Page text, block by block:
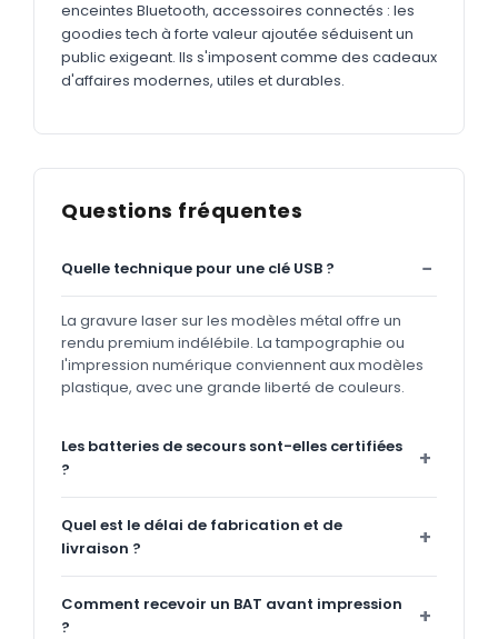
enceintes Bluetooth, accessoires connectés : les
goodies tech à forte valeur ajoutée séduisent un
public exigeant. Ils s'imposent comme des cadeaux
d'affaires modernes, utiles et durables.
Questions fréquentes
Quelle technique pour une clé USB ?
La gravure laser sur les modèles métal offre un
rendu premium indélébile. La tampographie ou
l'impression numérique conviennent aux modèles
plastique, avec une grande liberté de couleurs.
Les batteries de secours sont-elles certifiées
?
Quel est le délai de fabrication et de
livraison ?
Comment recevoir un BAT avant impression
?